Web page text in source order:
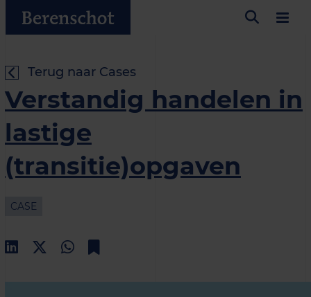
Terug naar Cases
Verstandig handelen in
lastige
(transitie)opgaven
CASE